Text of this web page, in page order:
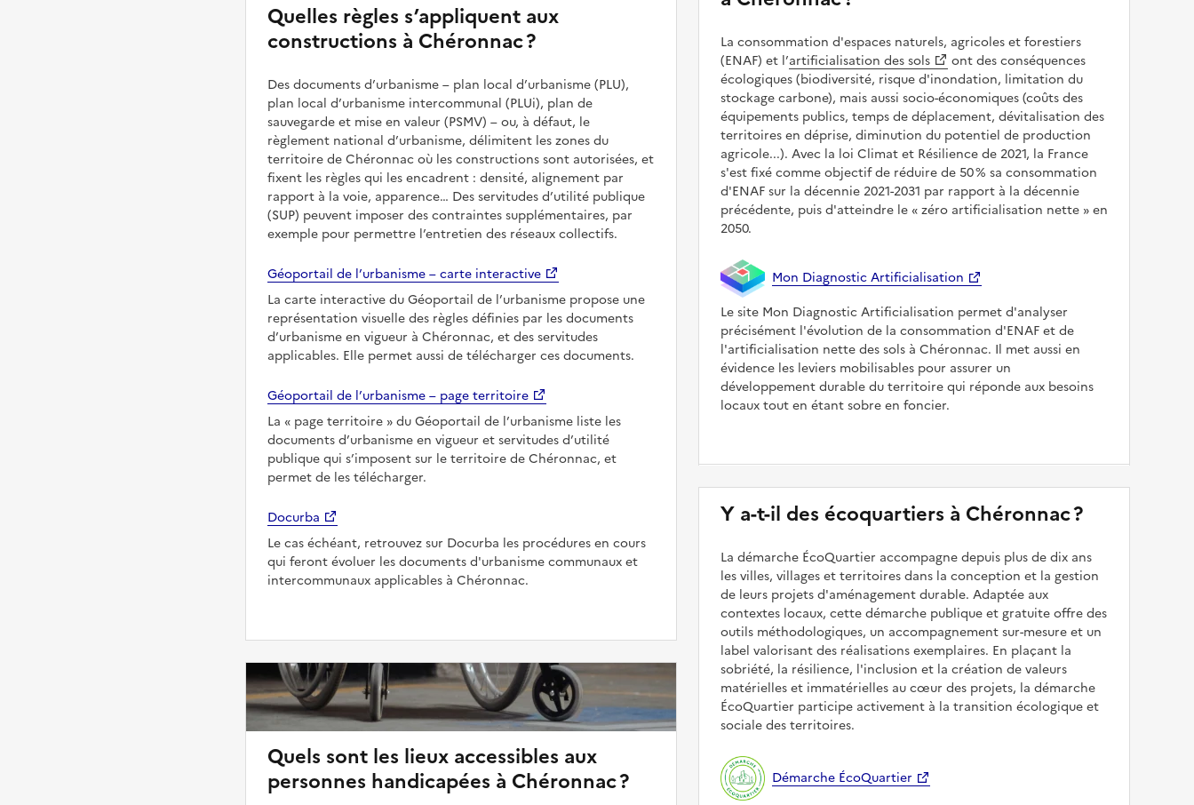
Quelles règles s’appliquent aux
constructions à Chéronnac ?
Des documents d’urbanisme – plan local d’urbanisme (PLU),
plan local d’urbanisme intercommunal (PLUi), plan de
sauvegarde et mise en valeur (PSMV) – ou, à défaut, le
règlement national d’urbanisme, délimitent les zones du
territoire de Chéronnac où les constructions sont autorisées, et
fixent les règles qui les encadrent : densité, alignement par
rapport à la voie, apparence… Des servitudes d’utilité publique
(SUP) peuvent imposer des contraintes supplémentaires, par
exemple pour permettre l’entretien des réseaux collectifs.
Géoportail de l’urbanisme – carte interactive
La carte interactive du Géoportail de l’urbanisme propose une
représentation visuelle des règles définies par les documents
d’urbanisme en vigueur à Chéronnac, et des servitudes
applicables. Elle permet aussi de télécharger ces documents.
Géoportail de l’urbanisme – page territoire
La
page territoire
du Géoportail de l’urbanisme liste les
documents d’urbanisme en vigueur et servitudes d’utilité
publique qui s’imposent sur le territoire de Chéronnac, et
permet de les télécharger.
Docurba
Le cas échéant, retrouvez sur Docurba les procédures en cours
qui feront évoluer les documents d'urbanisme communaux et
intercommunaux applicables à Chéronnac.
Quels sont les lieux accessibles aux
personnes handicapées à Chéronnac ?
La consommation d'espaces naturels, agricoles et forestiers
(ENAF) et l’artificialisation des sols
ont des conséquences
écologiques (biodiversité, risque d'inondation, limitation du
stockage carbone), mais aussi socio-économiques (coûts des
équipements publics, temps de déplacement, dévitalisation des
territoires en déprise, diminution du potentiel de production
agricole...). Avec la loi Climat et Résilience de 2021, la France
s'est fixé comme objectif de réduire de 50 % sa consommation
d'ENAF sur la décennie 2021-2031 par rapport à la décennie
précédente, puis d'atteindre le zéro artificialisation nette en
2050.
Mon Diagnostic Artificialisation
Le site Mon Diagnostic Artificialisation permet d'analyser
précisément l'évolution de la consommation d'ENAF et de
l'artificialisation nette des sols à Chéronnac. Il met aussi en
évidence les leviers mobilisables pour assurer un
développement durable du territoire qui réponde aux besoins
locaux tout en étant sobre en foncier.
Y a-t-il des écoquartiers à Chéronnac ?
La démarche ÉcoQuartier accompagne depuis plus de dix ans
les villes, villages et territoires dans la conception et la gestion
de leurs projets d'aménagement durable. Adaptée aux
contextes locaux, cette démarche publique et gratuite offre des
outils méthodologiques, un accompagnement sur-mesure et un
label valorisant des réalisations exemplaires. En plaçant la
sobriété, la résilience, l'inclusion et la création de valeurs
matérielles et immatérielles au cœur des projets, la démarche
ÉcoQuartier participe activement à la transition écologique et
sociale des territoires.
Démarche ÉcoQuartier